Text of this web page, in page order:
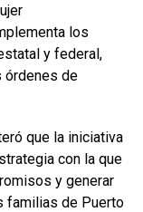
los
y federal,
órdenes de
que la iniciativa
con la que
y generar
familias de Puerto